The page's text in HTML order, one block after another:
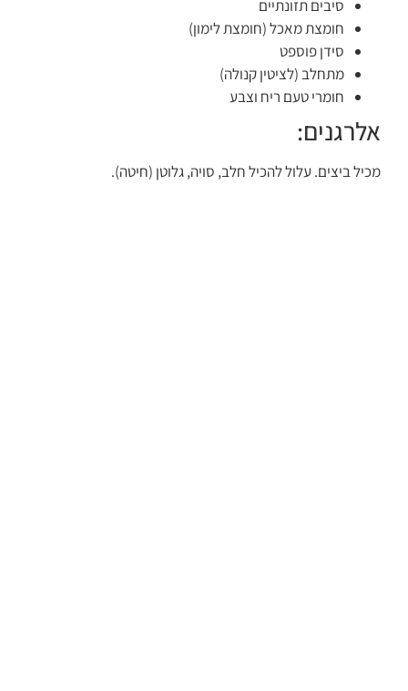
סיבים תזונתיים
חומצת מאכל (חומצת לימון)
סידן פוספט
מתחלב (לציטין קנולה)
חומרי טעם ריח וצבע
אלרגנים:
מכיל ביצים. עלול להכיל חלב, סויה, גלוטן (חיטה).